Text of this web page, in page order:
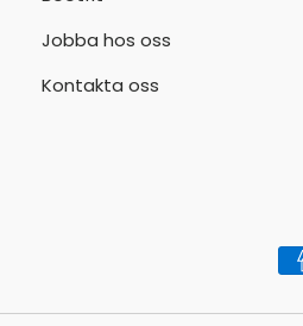
Jobba hos oss
Kontakta oss
Godkända